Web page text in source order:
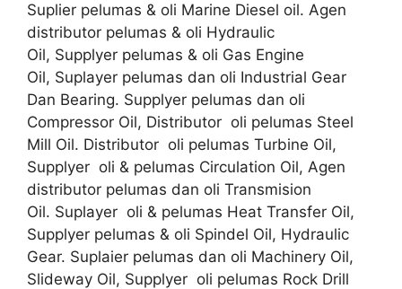
Suplier pelumas & oli Marine Diesel oil. Agen
distributor pelumas & oli Hydraulic
Oil, Supplyer pelumas & oli Gas Engine
Oil, Suplayer pelumas dan oli Industrial Gear
Dan Bearing. Supplyer pelumas dan oli
Compressor Oil, Distributor oli pelumas Steel
Mill Oil. Distributor oli pelumas Turbine Oil,
Supplyer oli & pelumas Circulation Oil, Agen
distributor pelumas dan oli Transmision
Oil. Suplayer oli & pelumas Heat Transfer Oil,
Supplyer pelumas & oli Spindel Oil, Hydraulic
Gear. Suplaier pelumas dan oli Machinery Oil,
Slideway Oil, Supplyer oli pelumas Rock Drill